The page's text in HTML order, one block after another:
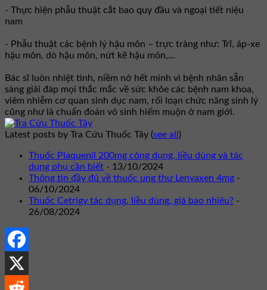
- Thực hiện phẫu thuật cắt bao quy đầu và ngoại tiết niệu
nam
- Phẫu thuật các bệnh lý hậu môn – trực tràng như: Trĩ, áp-xe
hậu môn, dò hậu môn, nứt kẽ hậu môn,...
Bác sĩ luôn nhiệt tình, niềm nở hết mình vì bệnh nhân sẵn
sàng giải đáp mọi thắc mắc về sức khỏe các bệnh nam khoa,
viêm nhiễm cơ quan sinh dục nam, rối loạn chức năng sinh lý
cũng như là chuẩn đoán vô sinh hiếm muộn ở nam giới.
Latest posts by Tra Cứu Thuốc Tây (see all )
Thuốc Plaquenil 200mg công dụng, liều dùng và tác
dụng phụ cần biết - 13/10/2024
Thông tin đầy đủ về thuốc ung thư Lenvaxen 4mg -
06/10/2024
Thuốc Cetrigy tác dụng, liều dùng, giá bao nhiêu? -
26/08/2024